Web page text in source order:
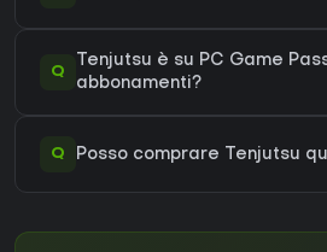
Q
Tenjutsu è su PC Game
abbonamenti?
Q Posso comprare Tenjutsu